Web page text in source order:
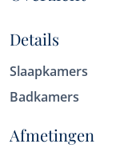
Details
Slaapkamers
Badkamers
Afmetingen